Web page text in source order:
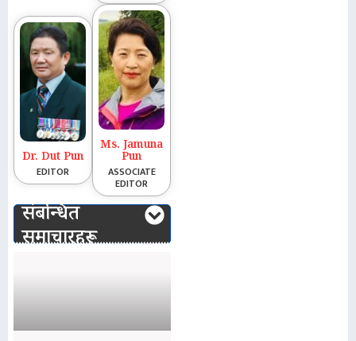
Dr. Dut Pun
EDITOR
Ms. Jamuna
Pun
ASSOCIATE
EDITOR
संबन्धित
समाचारहरू